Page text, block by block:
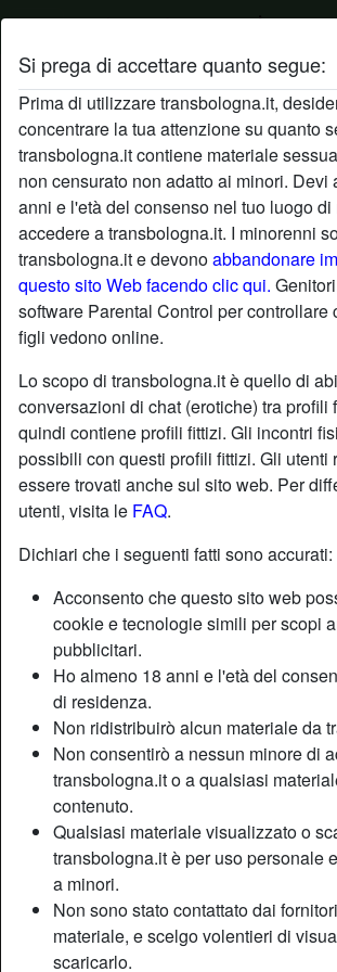
Si prega di accettare quanto segue:
Prima di utilizzare transbologna.it,
concentrare la tua attenzione su quanto
transbologna.it contiene materiale
non censurato non adatto ai minori. Devi
anni e l'età del consenso nel tuo luogo
accedere a transbologna.it. I minorenni
transbologna.it e devonoabbandonare
questo sito Web facendo clic qui.
software Parental Control per controllare
figli vedono online.
Lo scopo di transbologna.it è quello di
conversazioni di chat (erotiche) tra profili
quindi contiene profili fittizi. Gli incontri
possibili con questi profili fittizi. Gli utenti
essere trovati anche sul sito web. Per
utenti, visita le FAQ.
Dichiari che i seguenti fatti sono accurati:
Acconsento che questo sito web
cookie e tecnologie simili per scopi
pubblicitari.
Ho almeno 18 anni e l'età del
di residenza.
Non ridistribuirò alcun materiale da
Non consentirò a nessun minore di
transbologna.it o a qualsiasi
contenuto.
Qualsiasi materiale visualizzato o
transbologna.it è per uso personale
a minori.
Non sono stato contattato dai
materiale, e scelgo volentieri di
scaricarlo.
Profilo di Mark53
star Aggiungi chat
Nickname:
Paese:
Provincia:
Sesso:
Relazione:
Colore dei capelli:
Altezza:
Peso:
Descrizione
Sono etero e Cerco trans per realizzare la
Sta cercando
Shemale, in Forma, Snella